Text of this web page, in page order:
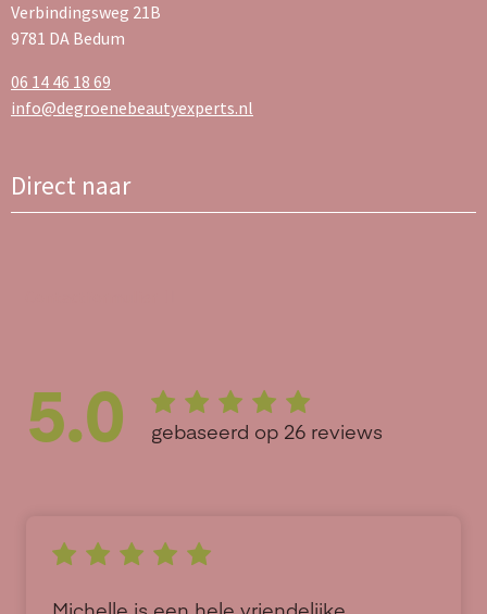
Verbindingsweg 21B
9781 DA Bedum
06 14 46 18 69
info@degroenebeautyexperts.nl
Direct naar